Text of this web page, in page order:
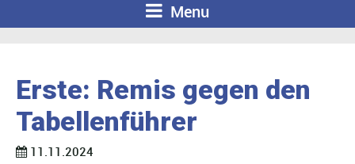
Menu
Erste: Remis gegen den
Tabellenführer
11.11.2024